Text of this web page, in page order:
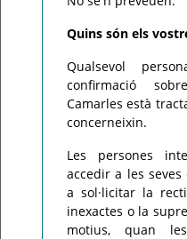
Quins són els
Qualsevol
confirmació
Camarles està
concerneixin.
Les persones
accedir a les
a sol·licitar la
inexactes o la
motius, quan